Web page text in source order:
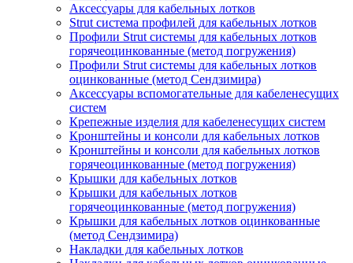
Аксессуары для кабельных лотков
Strut система профилей для кабельных лотков
Профили Strut системы для кабельных лотков
горячеоцинкованные (метод погружения)
Профили Strut системы для кабельных лотков
оцинкованные (метод Сендзимира)
Аксессуары вспомогательные для кабеленесущих
систем
Крепежные изделия для кабеленесущих систем
Кронштейны и консоли для кабельных лотков
Кронштейны и консоли для кабельных лотков
горячеоцинкованные (метод погружения)
Крышки для кабельных лотков
Крышки для кабельных лотков
горячеоцинкованные (метод погружения)
Крышки для кабельных лотков оцинкованные
(метод Сендзимира)
Накладки для кабельных лотков